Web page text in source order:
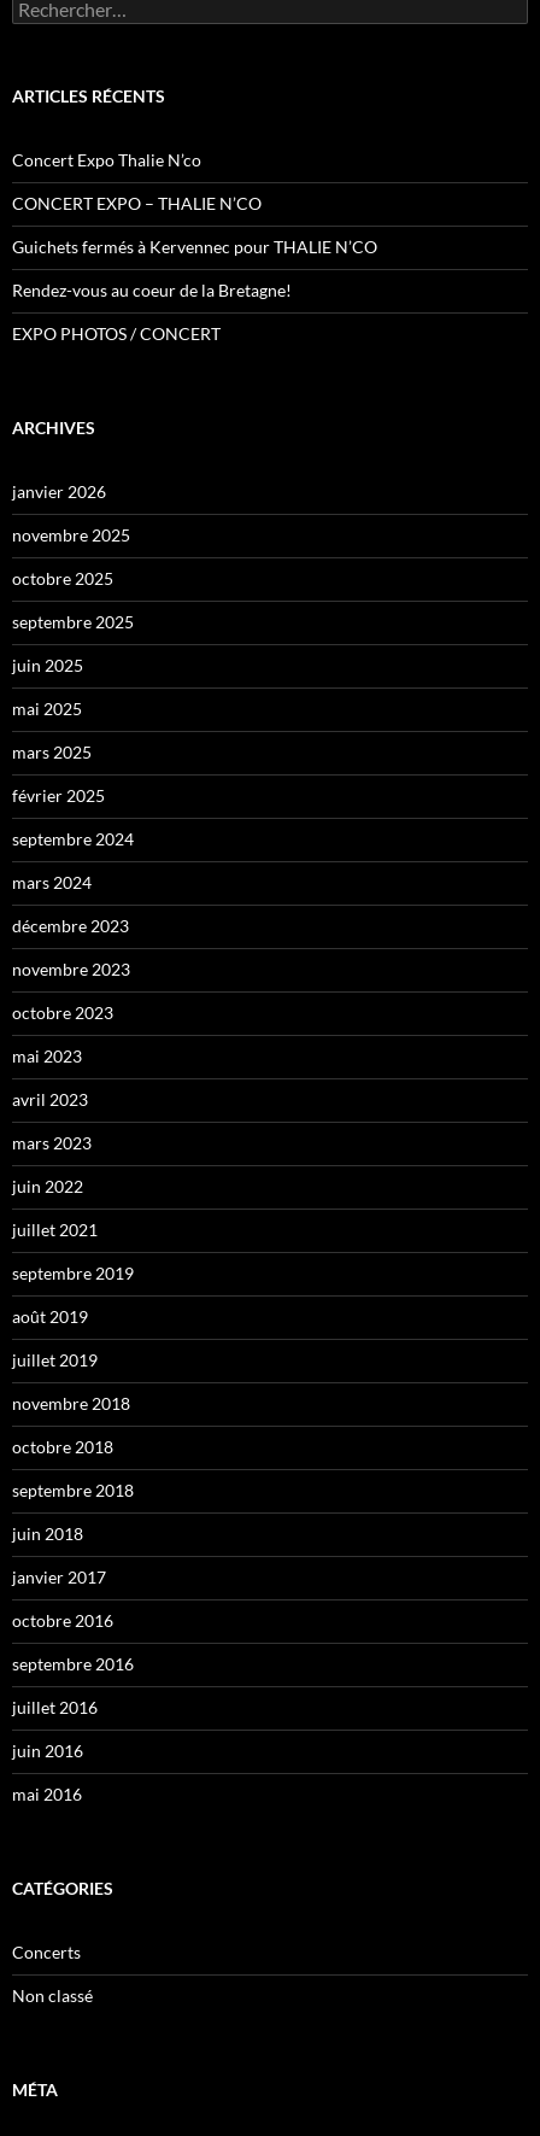
Rechercher :
ARTICLES RÉCENTS
Concert Expo Thalie N’co
CONCERT EXPO – THALIE N’CO
Guichets fermés à Kervennec pour THALIE N’CO
Rendez-vous au coeur de la Bretagne!
EXPO PHOTOS / CONCERT
ARCHIVES
janvier 2026
novembre 2025
octobre 2025
septembre 2025
juin 2025
mai 2025
mars 2025
février 2025
septembre 2024
mars 2024
décembre 2023
novembre 2023
octobre 2023
mai 2023
avril 2023
mars 2023
juin 2022
juillet 2021
septembre 2019
août 2019
juillet 2019
novembre 2018
octobre 2018
septembre 2018
juin 2018
janvier 2017
octobre 2016
septembre 2016
juillet 2016
juin 2016
mai 2016
CATÉGORIES
Concerts
Non classé
MÉTA